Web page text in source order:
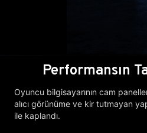
Performansın
Oyuncu bilgisayarının cam
alıcı görünüme ve kir tutmayan
ile kaplandı.